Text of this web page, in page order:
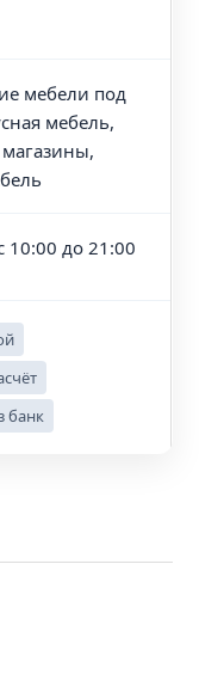
мебели под
мебель,
10:00 до 21:00
банк